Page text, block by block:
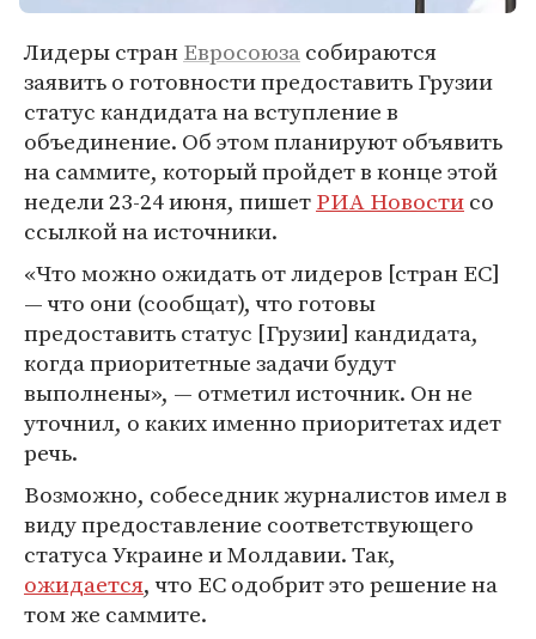
Лидеры странЕвросоюзасобираются
заявить о готовности предоставить Грузии
статус кандидата на вступление в
объединение. Об этом планируют объявить
на саммите, который пройдет в конце этой
недели 23-24 июня, пишетРИА Новостисо
ссылкой на источники.
«Что можно ожидать от лидеров [стран ЕС]
— что они (сообщат), что готовы
предоставить статус [Грузии] кандидата,
когда приоритетные задачи будут
выполнены», — отметил источник. Он не
уточнил, о каких именно приоритетах идет
речь.
Возможно, собеседник журналистов имел в
виду предоставление соответствующего
статуса Украине и Молдавии. Так,
ожидается, что ЕС одобрит это решение на
том же саммите.